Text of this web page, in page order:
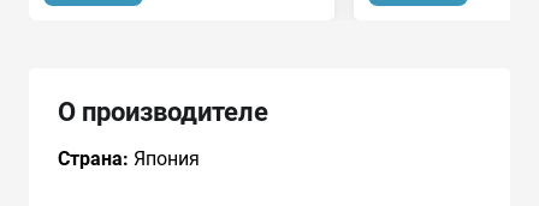
О производителе
Страна: Япония